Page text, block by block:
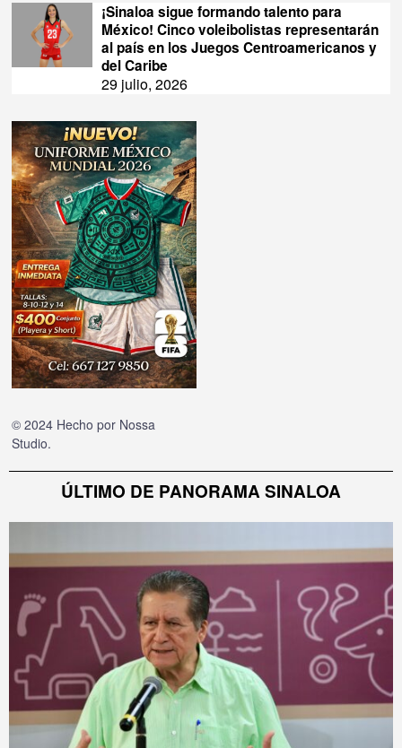
¡Sinaloa sigue formando talento para
México! Cinco voleibolistas representarán
al país en los Juegos Centroamericanos y
del Caribe
29 julio, 2026
© 2024 Hecho por Nossa
Studio.
ÚLTIMO DE PANORAMA SINALOA